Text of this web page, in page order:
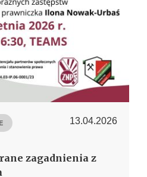
13.04.2026
zagadnienia z